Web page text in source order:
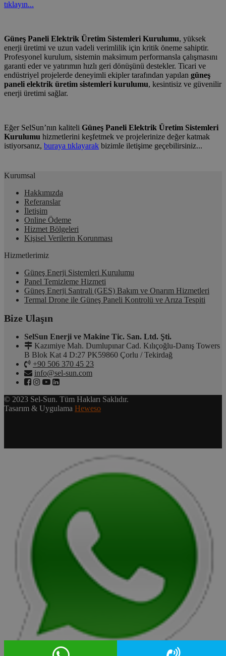
tıklayın...
Güneş Paneli Elektrik Üretim Sistemleri Kurulumu, yüksek
enerji üretimi ve uzun vadeli verimlilik için kritik öneme sahiptir.
Profesyonel kurulum, sistemin maksimum performansla çalışmasını
garanti eder ve yatırımın hızlı geri dönüşünü destekler. Ticari ve
endüstriyel projelerde deneyimli ekipler tarafından yapılan güneş
paneli elektrik üretim sistemleri kurulumu, kesintisiz ve güvenilir
enerji üretimi sağlar.
Eğer SelSun’nın kaliteli Güneş Paneli Elektrik Üretim Sistemleri
Kurulumu hizmetlerini keşfetmek ve projelerinize değer katmak
istiyorsanız, buraya tıklayarak bizimle iletişime geçebilirsiniz...
Kurumsal
Hakkımızda
Referanslar
İletişim
Online Ödeme
Hizmet Bölgeleri
Kişisel Verilerin Korunması
Hizmetlerimiz
Güneş Enerji Sistemleri Kurulumu
Panel Temizleme Hizmeti
Güneş Enerji Santrali (GES) Bakım ve Onarım Hizmetleri
Termal Drone ile Güneş Paneli Kontrolü ve Arıza Tespiti
Bize Ulaşın
SelSun Enerji ve Makine Tic. San. Ltd. Şti.
Kazımiye Mah. Dumlupınar Cad. Kılıçoğlu-Danış Towers
B Blok Kat 4 D:27 PK59860 Çorlu / Tekirdağ
+90 506 370 45 23
info@sel-sun.com
© 2023 Sel-Sun. Tüm Hakları Saklıdır.
Tasarım & Uygulama Heweso